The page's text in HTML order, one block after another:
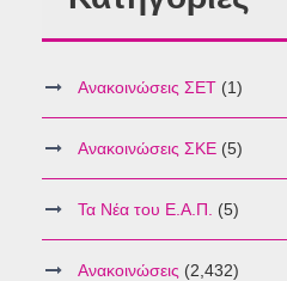
Ανακοινώσεις ΣΕΤ (1)
Ανακοινώσεις ΣΚΕ (5)
Τα Νέα του Ε.Α.Π. (5)
Ανακοινώσεις (2,432)